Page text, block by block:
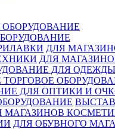
ДЛЯ
ДЛЯ
ДЛЯ
ДЛЯ ОПТИКИ И
МАГАЗИНОВ
ДЛЯ ОБУВНОГО